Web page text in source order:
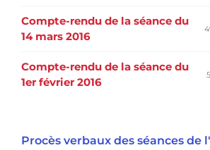
Compte-rendu de la séance du
14 mars 2016
Compte-rendu de la séance du
1er février 2016
Procès verbaux des séances de